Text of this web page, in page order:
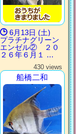
6月13日 (土)
プラチナグリーン
エンゼル② ２０
２６年６月１ …
430 views
船橋二和